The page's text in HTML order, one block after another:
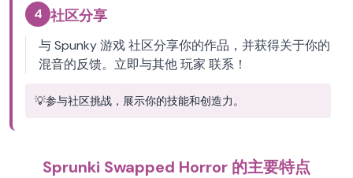
4 社区分享
与 Spunky 游戏 社区分享你的作品，并获得关于你的
混音的反馈。立即与其他 玩家 联系！
💡参与社区挑战，展示你的技能和创造力。
Sprunki Swapped Horror 的主要特点